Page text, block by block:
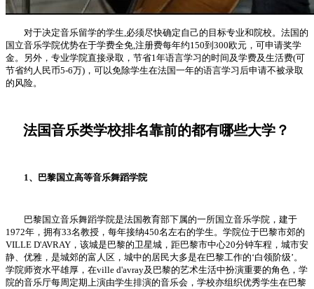
对于决定音乐留学的学生,必须尽快确定自己的目标专业和院校。法国的
国立音乐学院优势在于学费全免,注册费每年约150到300欧元，可申请奖学
金。另外，专业学院直接录取，节省1年语言学习的时间及学费及生活费(可
节省约人民币5-6万)，可以免除学生在法国一年的语言学习后申请不被录取
的风险。
法国音乐类学校排名靠前的都有哪些大学？
1、巴黎国立高等音乐舞蹈学院
巴黎国立音乐舞蹈学院是法国教育部下属的一所国立音乐学院，建于
1972年，拥有33名教授，每年接纳450名左右的学生。学院位于巴黎市郊的
VILLE D'AVRAY，该城是巴黎的卫星城，距巴黎市中心20分钟车程，城市安
静、优雅，是城郊的富人区，城中的居民大多是在巴黎工作的‘白领阶级’。
学院师资水平雄厚，在ville d'avray及巴黎的艺术生活中扮演重要的角色，学
院的音乐厅每周定期上演由学生排演的音乐会，学校亦组织优秀学生在巴黎